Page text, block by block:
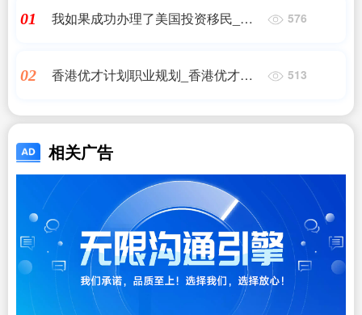
01
我如果成功办理了美国投资移民_成
576
02
香港优才计划职业规划_香港优才计
移民_问答
513
相关广告